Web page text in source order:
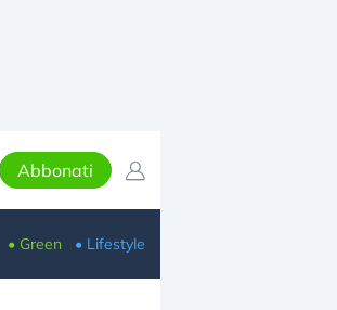
Abbonati
• Green • Lifestyle